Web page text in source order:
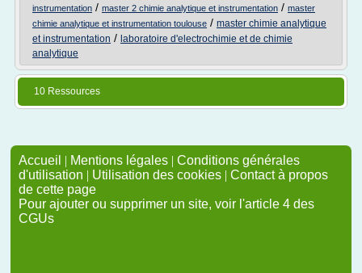
instrumentation / master 2 chimie analytique et instrumentation / master
chimie analytique et instrumentation toulouse / master chimie analytique
et instrumentation / laboratoire d'electrochimie et de chimie
analytique
10 Ressources
Accueil | Mentions légales | Conditions générales
d'utilisation | Utilisation des cookies | Contact à propos
de cette page
Pour ajouter ou supprimer un site, voir l'article 4 des
CGUs